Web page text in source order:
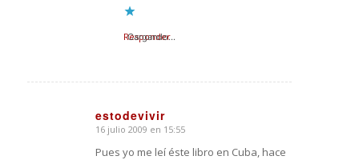
Cargando...
Responder
estodevivir
Dice:
16 julio 2009 en 15:55
Pues yo me leí éste libro en Cuba, hace